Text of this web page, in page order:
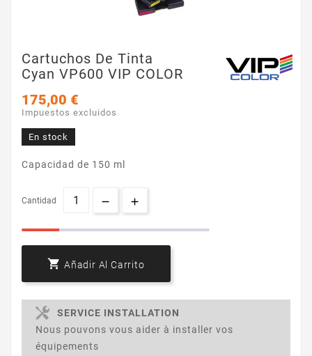
Cartuchos De Tinta
Cyan VP600 VIP COLOR
175,00 €
Impuestos excluidos
En stock
Capacidad de 150 ml
Cantidad
 Añadir Al Carrito
SERVICE INSTALLATION
Nous pouvons vous aider à installer vos
équipements